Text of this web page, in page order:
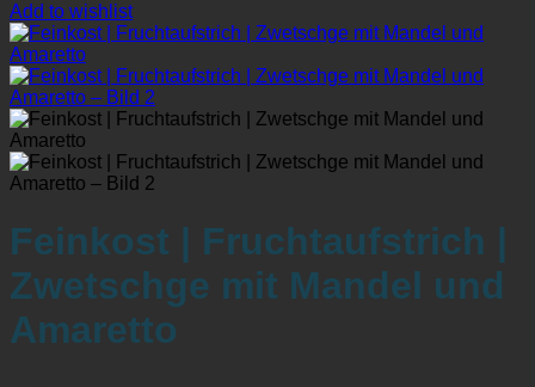
Add to wishlist
Feinkost | Fruchtaufstrich |
Zwetschge mit Mandel und
Amaretto